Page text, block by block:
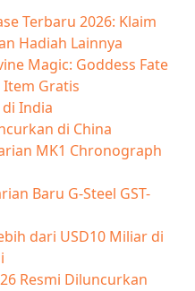
Terbaru 2026: Klaim
Hadiah Lainnya
Magic: Goddess Fate
Item Gratis
India
di China
MK1 Chronograph
Baru G-Steel GST-
dari USD10 Miliar di
Resmi Diluncurkan